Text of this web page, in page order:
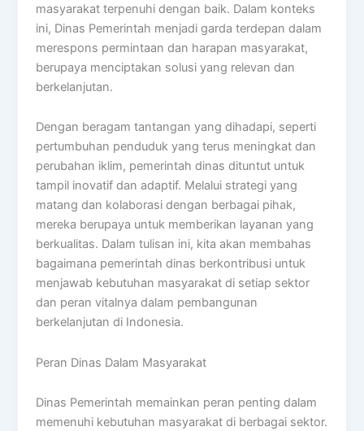
masyarakat terpenuhi dengan baik. Dalam konteks
ini, Dinas Pemerintah menjadi garda terdepan dalam
merespons permintaan dan harapan masyarakat,
berupaya menciptakan solusi yang relevan dan
berkelanjutan.
Dengan beragam tantangan yang dihadapi, seperti
pertumbuhan penduduk yang terus meningkat dan
perubahan iklim, pemerintah dinas dituntut untuk
tampil inovatif dan adaptif. Melalui strategi yang
matang dan kolaborasi dengan berbagai pihak,
mereka berupaya untuk memberikan layanan yang
berkualitas. Dalam tulisan ini, kita akan membahas
bagaimana pemerintah dinas berkontribusi untuk
menjawab kebutuhan masyarakat di setiap sektor
dan peran vitalnya dalam pembangunan
berkelanjutan di Indonesia.
Peran Dinas Dalam Masyarakat
Dinas Pemerintah memainkan peran penting dalam
memenuhi kebutuhan masyarakat di berbagai sektor.